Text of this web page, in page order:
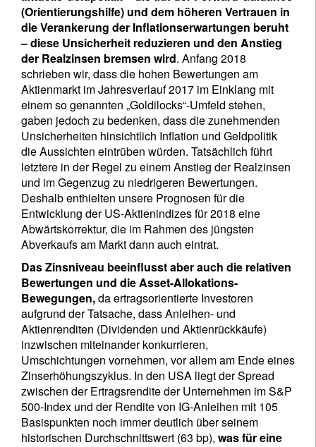
(Orientierungshilfe) und dem höheren Vertrauen in
die Verankerung der Inflationserwartungen beruht
– diese Unsicherheit reduzieren und den Anstieg
der Realzinsen bremsen wird. Anfang 2018
schrieben wir, dass die hohen Bewertungen am
Aktienmarkt im Jahresverlauf 2017 im Einklang mit
einem so genannten „Goldilocks“-Umfeld stehen,
gaben jedoch zu bedenken, dass die zunehmenden
Unsicherheiten hinsichtlich Inflation und Geldpolitik
die Aussichten eintrüben würden. Tatsächlich führt
letztere in der Regel zu einem Anstieg der Realzinsen
und im Gegenzug zu niedrigeren Bewertungen.
Deshalb enthielten unsere Prognosen für die
Entwicklung der US-Aktienindizes für 2018 eine
Abwärtskorrektur, die im Rahmen des jüngsten
Abverkaufs am Markt dann auch eintrat.
Das Zinsniveau beeinflusst aber auch die relativen
Bewertungen und die Asset-Allokations-
Bewegungen,da ertragsorientierte Investoren
aufgrund der Tatsache, dass Anleihen- und
Aktienrenditen (Dividenden und Aktienrückkäufe)
inzwischen miteinander konkurrieren,
Umschichtungen vornehmen, vor allem am Ende eines
Zinserhöhungszyklus. In den USA liegt der Spread
zwischen der Ertragsrendite der Unternehmen im S&P
500-Index und der Rendite von IG-Anleihen mit 105
Basispunkten noch immer deutlich über seinem
historischen Durchschnittswert (63 bp), was für eine